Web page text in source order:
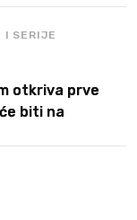
I SERIJE
otkriva prve
biti na